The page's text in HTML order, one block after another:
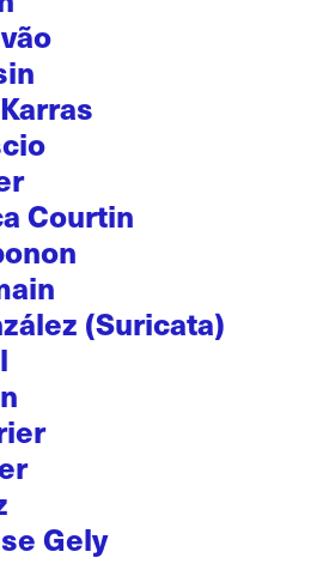
Courtin
(Suricata)
Gely